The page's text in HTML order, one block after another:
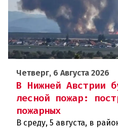
Четверг, 6 Августа 2026
В Нижней Австрии
лесной пожар:
пожарных
В среду, 5 августа, в